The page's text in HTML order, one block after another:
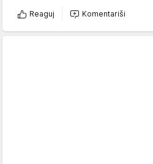
Reaguj Komentariši